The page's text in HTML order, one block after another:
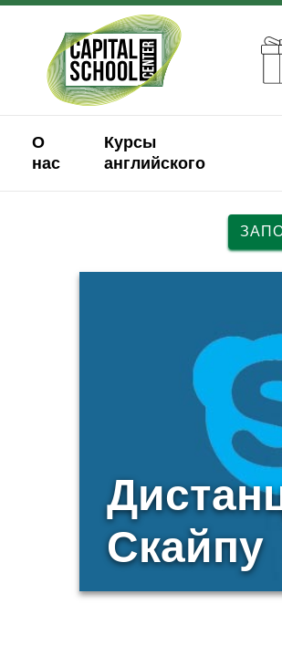
О
нас
Курсы
английского
Скайпу